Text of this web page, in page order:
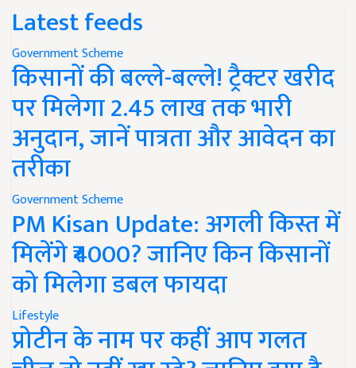
Latest feeds
Government Scheme
किसानों की बल्ले-बल्ले! ट्रैक्टर खरीद
पर मिलेगा 2.45 लाख तक भारी
अनुदान, जानें पात्रता और आवेदन का
तरीका
Government Scheme
PM Kisan Update: अगली किस्त में
मिलेंगे ₹4000? जानिए किन किसानों
को मिलेगा डबल फायदा
Lifestyle
प्रोटीन के नाम पर कहीं आप गलत